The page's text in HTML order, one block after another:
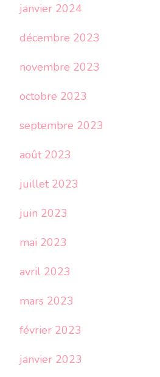
janvier 2024
décembre 2023
novembre 2023
octobre 2023
septembre 2023
août 2023
juillet 2023
juin 2023
mai 2023
avril 2023
mars 2023
février 2023
janvier 2023